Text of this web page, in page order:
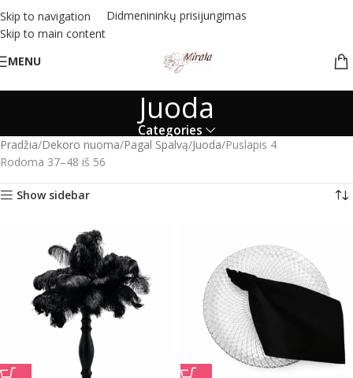
Skip to navigation
Skip to main content
Didmenininkų prisijungimas
MENU
Juoda
Categories
Pradžia Dekoro nuoma Pagal Spalvą Juoda Puslapis 4
Rodoma 37–48 iš 56
Show sidebar